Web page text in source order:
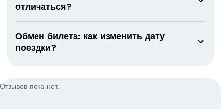
отличаться?
Обмен билета: как изменить дату
поездки?
Отзывов пока нет.